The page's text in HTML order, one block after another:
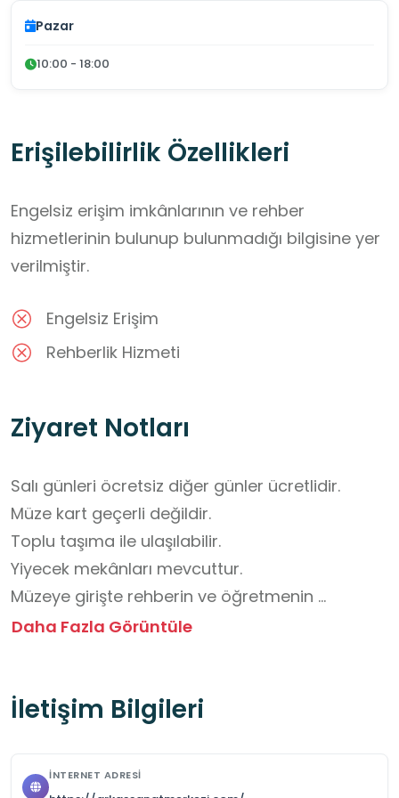
Pazar
10:00 - 18:00
Erişilebilirlik Özellikleri
Engelsiz erişim imkânlarının ve rehber
hizmetlerinin bulunup bulunmadığı bilgisine yer
verilmiştir.
Engelsiz Erişim
Rehberlik Hizmeti
Ziyaret Notları
Salı günleri öcretsiz diğer günler ücretlidir.
Müze kart geçerli değildir.
Toplu taşıma ile ulaşılabilir.
Yiyecek mekânları mevcuttur.
Müzeye girişte rehberin ve öğretmenin
yönergelerine dikkat etmeliyiz.
konuşmamalıyız.
Müzede yönlendirme levhalarına ve güvenlik
Daha Fazla Görüntüle
İletişim Bilgileri
İNTERNET ADRESI